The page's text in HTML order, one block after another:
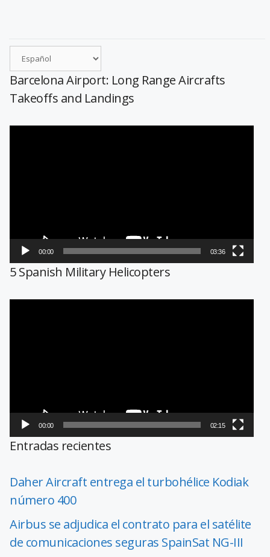
Barcelona Airport: Long Range Aircrafts
Takeoffs and Landings
00:00 03:36
5 Spanish Military Helicopters
00:00 02:15
Entradas recientes
Daher Aircraft entrega el turbohélice Kodiak
número 400
Airbus se adjudica el contrato para el satélite
de comunicaciones seguras SpainSat NG-III